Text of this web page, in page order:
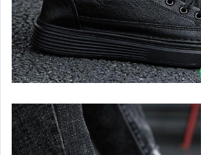
手錶與飾品配件
女包精品與女鞋
家電與影音視聽